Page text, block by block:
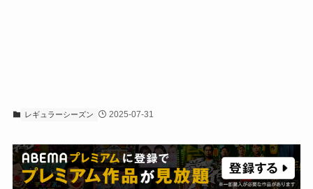
レギュラーシーズン 2025-07-31